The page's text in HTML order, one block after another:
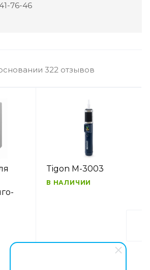
76-46
322 отзывов
Tigon M-3003
В НАЛИЧИИ